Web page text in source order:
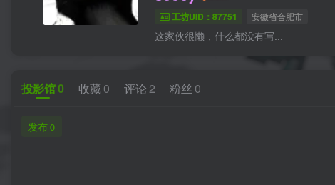
工坊UID：87751 安徽省合肥市
这家伙很懒，什么都没有写...
投影馆0 收藏 0 评论2 粉丝 0
发布0